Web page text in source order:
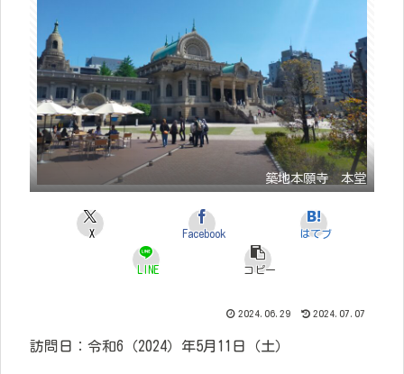
築地本願寺 本堂
X Facebook はてブ
LINE コピー
2024.06.29 2024.07.07
訪問日：令和6（2024）年5月11日（土）